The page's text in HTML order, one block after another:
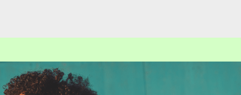
Ge­schäfts­füh­rer / Ver­kauf / Kfz-Meis­ter